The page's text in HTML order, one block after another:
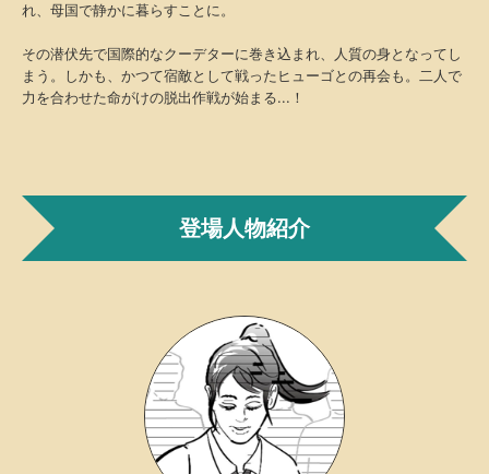
れ、母国で静かに暮らすことに。
その潜伏先で国際的なクーデターに巻き込まれ、人質の身となってし
まう。しかも、かつて宿敵として戦ったヒューゴとの再会も。二人で
力を合わせた命がけの脱出作戦が始まる...！
登場人物紹介